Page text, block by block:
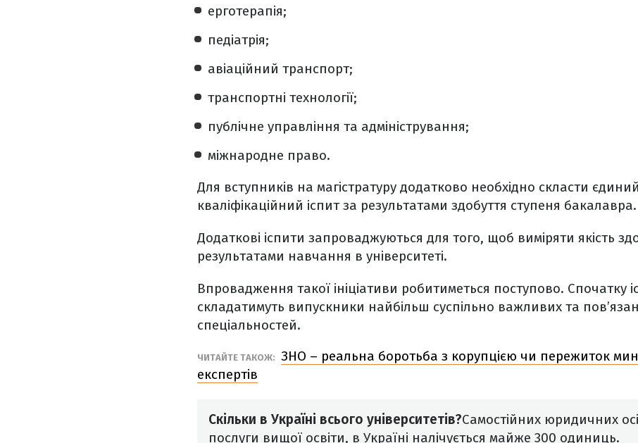
ерготерапія;
педіатрія;
авіаційний транспорт;
транспортні технології;
публічне управління та адміністрування;
міжнародне право.
Для вступників на магістратуру додатково необхідно скласти
кваліфікаційний іспит за результатами здобуття ступеня бакалавра.
Додаткові іспити запроваджуються для того, щоб виміряти якість
результатами навчання в університеті.
Впровадження такої ініціативи робитиметься поступово. Спочатку
складатимуть випускники найбільш суспільно важливих та
спеціальностей.
ЧИТАЙТЕ ТАКОЖ: ЗНО – реальна боротьба з корупцією чи пережиток
експертів
Скільки в Україні всього університетів?Самостійних юридичних
послуги вищої освіти, в Україні налічується майже 300 одиниць.